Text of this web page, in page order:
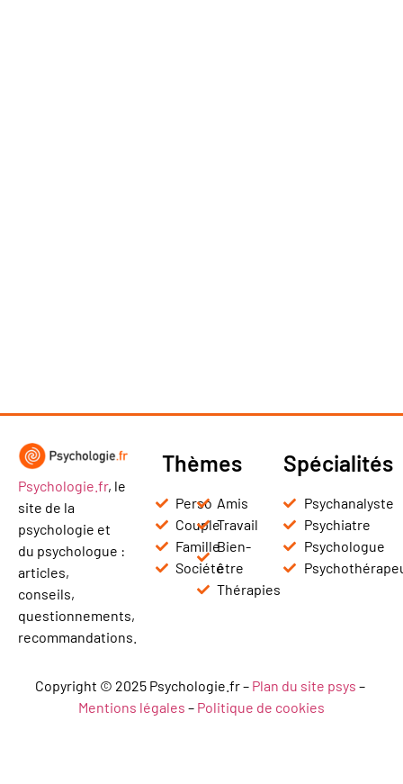
Psychologie.fr, le
site de la
psychologie et
du psychologue :
articles,
conseils,
questionnements,
recommandations.
Thèmes
Perso
Couple
Famille
Société
Amis
Travail
Bien-
être
Thérapies
Spécialités
Psychanalyste
Psychiatre
Psychologue
Copyright © 2025 Psychologie.fr – Plan du site psys –
Mentions légales – Politique de cookies